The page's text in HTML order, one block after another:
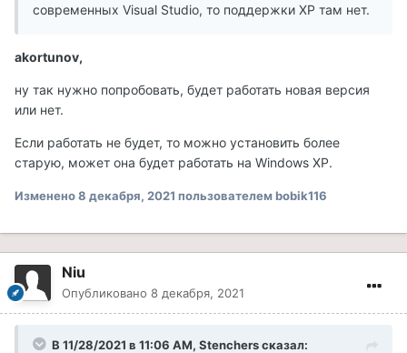
современных Visual Studio, то поддержки ХР там нет.
akortunov,
ну так нужно попробовать, будет работать новая версия
или нет.
Если работать не будет, то можно установить более
старую, может она будет работать на Windows XP.
Изменено8 декабря, 2021 пользователем bobik116
Niu
Опубликовано 8 декабря, 2021
В 11/28/2021 в 11:06 AM, Stenchers сказал: